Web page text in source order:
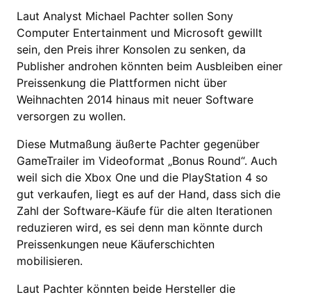
Laut Analyst Michael Pachter sollen Sony
Computer Entertainment und Microsoft gewillt
sein, den Preis ihrer Konsolen zu senken, da
Publisher androhen könnten beim Ausbleiben einer
Preissenkung die Plattformen nicht über
Weihnachten 2014 hinaus mit neuer Software
versorgen zu wollen.
Diese Mutmaßung äußerte Pachter gegenüber
GameTrailer im Videoformat „Bonus Round“. Auch
weil sich die Xbox One und die PlayStation 4 so
gut verkaufen, liegt es auf der Hand, dass sich die
Zahl der Software-Käufe für die alten Iterationen
reduzieren wird, es sei denn man könnte durch
Preissenkungen neue Käuferschichten
mobilisieren.
Laut Pachter könnten beide Hersteller die